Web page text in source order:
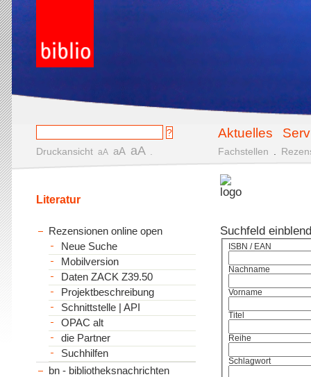
Aktuelles
Druckansicht aA aA aA Fachstellen
Suchfeld
ISBN / EAN
Nachname
Vorname
Titel
Reihe
Schlagwort
Literatur
Rezensionen online open
Neue Suche
Mobilversion
Daten ZACK Z39.50
Projektbeschreibung
Schnittstelle | API
OPAC alt
die Partner
Suchhilfen
bn - bibliotheksnachrichten